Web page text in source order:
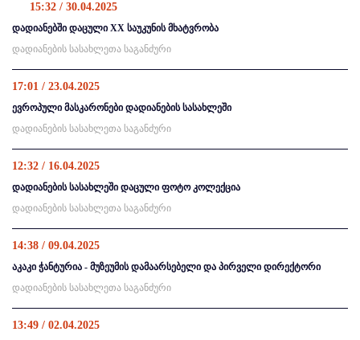
15:32 / 30.04.2025
დადიანებში დაცული XX საუკუნის მხატვრობა
დადიანების სასახლეთა საგანძური
17:01 / 23.04.2025
ევროპული მასკარონები დადიანების სასახლეში
დადიანების სასახლეთა საგანძური
12:32 / 16.04.2025
დადიანების სასახლეში დაცული ფოტო კოლექცია
დადიანების სასახლეთა საგანძური
14:38 / 09.04.2025
აკაკი ჭანტურია - მუზეუმის დამაარსებელი და პირველი დირექტორი
დადიანების სასახლეთა საგანძური
13:49 / 02.04.2025